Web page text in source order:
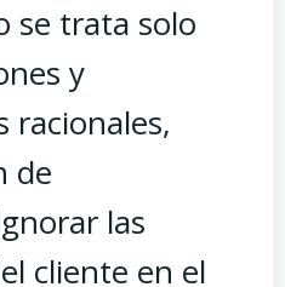
se trata solo
y
racionales,
de
las
cliente en el